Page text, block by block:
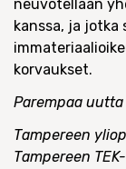
neuvotellaan
kanssa, ja
korvaukset.
Parempaa
Tampereen
Tampereen